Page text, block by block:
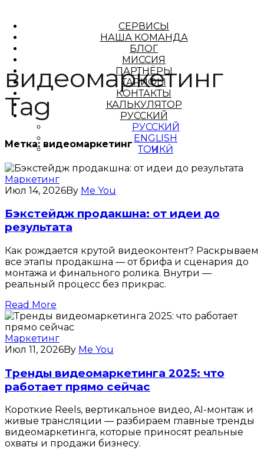
СЕРВИСЫ
НАША КОМАНДА
БЛОГ
МИССИЯ
ПАРТНЁРЫ
ТАРИФЫ
КОНТАКТЫ
КАЛЬКУЛЯТОР
РУССКИЙ
РУССКИЙ
ENGLISH
ТОҶИКӢ
видеомаркетинг
Tag
Метка: видеомаркетинг
Маркетинг
Июл 14, 2026By Me You
Бэкстейдж продакшна: от идеи до
результата
Как рождается крутой видеоконтент? Раскрываем
все этапы продакшна — от брифа и сценария до
монтажа и финального ролика. Внутри —
реальный процесс без прикрас.
Read More
Маркетинг
Июл 11, 2026By Me You
Тренды видеомаркетинга 2025: что
работает прямо сейчас
Короткие Reels, вертикальное видео, AI-монтаж и
живые трансляции — разбираем главные тренды
видеомаркетинга, которые приносят реальные
охваты и продажи бизнесу.